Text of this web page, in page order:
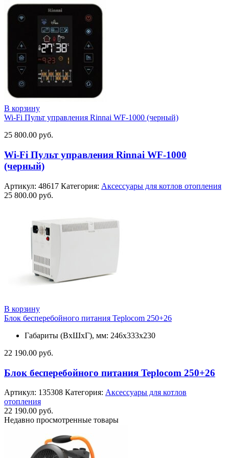
В корзину
Wi-Fi Пульт управления Rinnai WF-1000 (черный)
25 800.00 руб.
Wi-Fi Пульт управления Rinnai WF-1000
(черный)
Артикул: 48617 Категория: Аксессуары для котлов отопления
25 800.00 руб.
В корзину
Блок бесперебойного питания Teplocom 250+26
Габариты (ВхШхГ), мм: 246х333х230
22 190.00 руб.
Блок бесперебойного питания Teplocom 250+26
Артикул: 135308 Категория: Аксессуары для котлов
отопления
22 190.00 руб.
Недавно просмотренные товары